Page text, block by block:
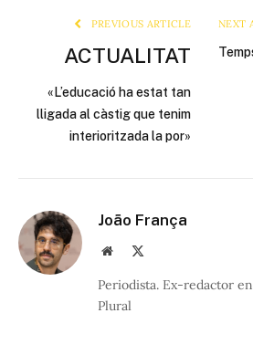
PREVIOUS ARTICLE
ACTUALITAT
«L’educació ha estat tan
lligada al càstig que tenim
interioritzada la por»
NEXT
João França
Website
Periodista. Ex-redactor
Plural